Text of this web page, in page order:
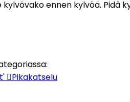
kylvövako ennen kylvöä. Pidä
Pikakatselu